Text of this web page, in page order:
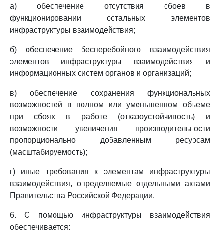
а) обеспечение отсутствия сбоев в
функционировании остальных элементов
инфраструктуры взаимодействия;
б) обеспечение бесперебойного взаимодействия
элементов инфраструктуры взаимодействия и
информационных систем органов и организаций;
в) обеспечение сохранения функциональных
возможностей в полном или уменьшенном объеме
при сбоях в работе (отказоустойчивость) и
возможности увеличения производительности
пропорционально добавленным ресурсам
(масштабируемость);
г) иные требования к элементам инфраструктуры
взаимодействия, определяемые отдельными актами
Правительства Российской Федерации.
6. С помощью инфраструктуры взаимодействия
обеспечивается: